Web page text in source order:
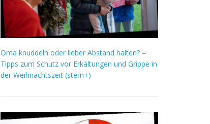
Oma knuddeln oder lieber Abstand halten? –
Tipps zum Schutz vor Erkältungen und Grippe in
der Weihnachtszeit (stern+)